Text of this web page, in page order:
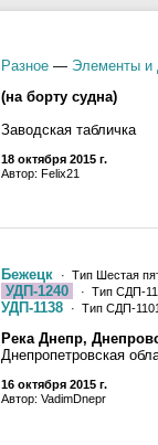
Разное — Элементы и
(на борту судна)
Заводская табличка
18 октября 2015 г.
Автор: Felix21
Бежецк · Тип Шестая
УДП-1240 · Тип СДП-
УДП-1138 · Тип СДП-
Река Днепр,
Днепропетровская
16 октября 2015 г.
Автор: VadimDnepr